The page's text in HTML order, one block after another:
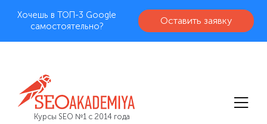
Хочешь в ТОП-3 Google
самостоятельно?
Оставить заявку
Курсы SEO №1 с 2014 года